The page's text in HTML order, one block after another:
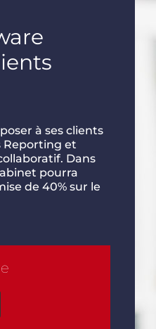
à ses clients
Reporting et
Dans
pourra
de 40% sur le